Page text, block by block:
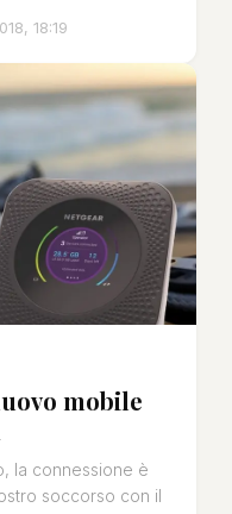
18:19
mobile
la connessione è
soccorso con il